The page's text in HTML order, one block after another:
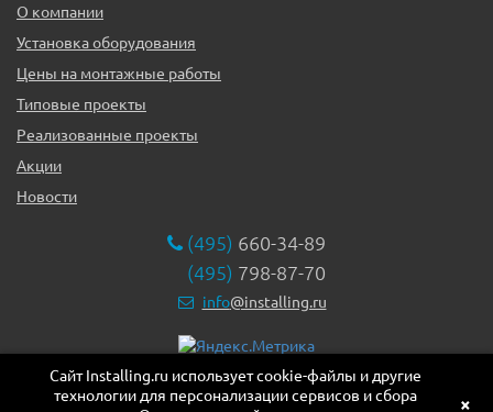
О компании
Установка оборудования
Цены на монтажные работы
Типовые проекты
Реализованные проекты
Акции
Новости
(495) 660-34-89
(495) 798-87-70
info@installing.ru
119331, г. Москва ул. Марии Ульяновой дом 17а, этаж 2,
офис 10
Сайт Installing.ru использует cookie-файлы и другие
технологии для персонализации сервисов и сбора
×